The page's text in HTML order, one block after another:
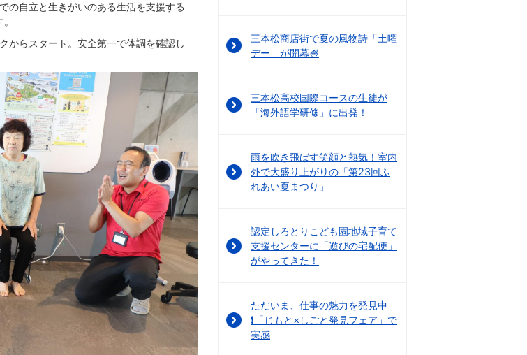
の自立と生きがいのある生活を支援する
からスタート。安全第一で体調を確認し
三本松商店街で夏の風物詩「土曜
デー」が開幕🍧
三本松高校国際コースの生徒が
「海外語学研修」に出発！
雨を吹き飛ばす笑顔と熱気！室内
外で大盛り上がりの「第23回ふ
れあい夏まつり」
認定しろとりこども園地域子育て
支援センターに「遊びの宅配便」
がやってきた！
ただいま、仕事の魅力を発見中
❗「じもと×しごと発見フェア」で
実感